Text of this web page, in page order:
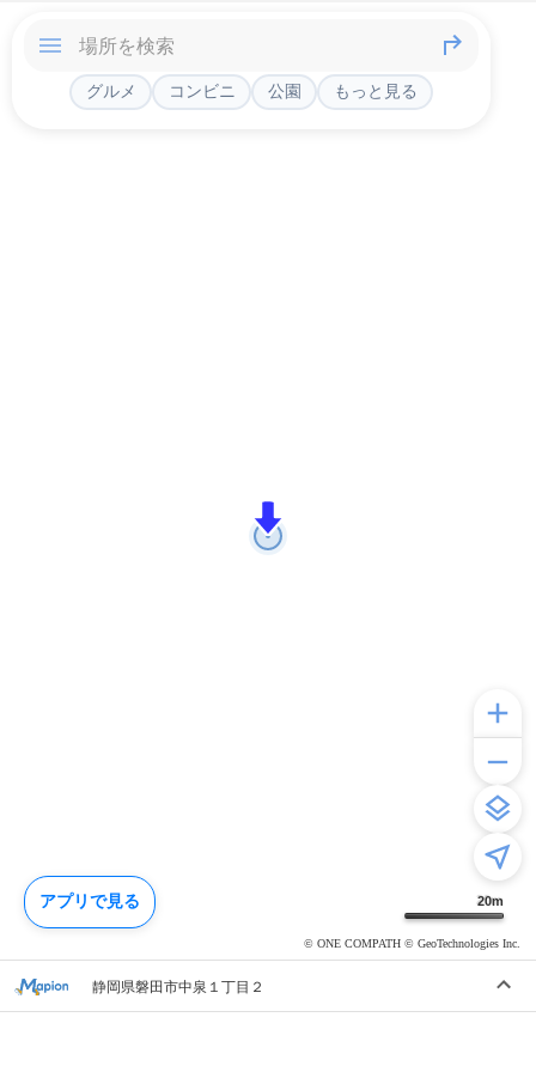
20m
© ONE COMPATH © GeoTechnologies Inc.
グルメ コンビニ 公園 もっと見る
静岡県磐田市中泉１丁目２
アプリで見る